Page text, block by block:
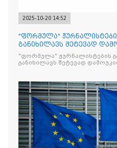
2025-10-20 14:52
"ფორმულა"
განიხილავს შეტევად
წინააღმდ
"ფორმულა" ჟურნალისტების
განიხილავს შეტევად